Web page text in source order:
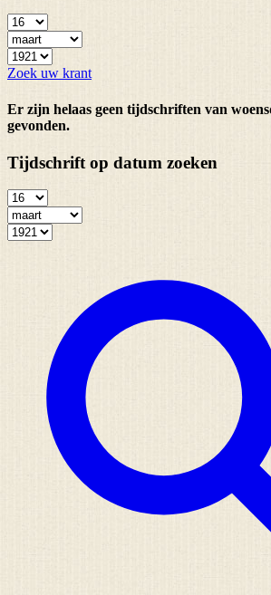
Zoek uw krant
Er zijn helaas geen tijdschriften van
gevonden.
Tijdschrift op datum zoeken